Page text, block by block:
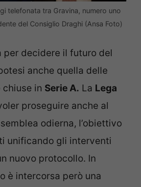
telefonata tra Gravina, numero uno
del Consiglio Draghi (Ansa Foto)
per decidere il futuro del
anche quella delle
in Serie A. La Lega
proseguire anche al
odierna, l’obiettivo
unificando gli interventi
nuovo protocollo. In
è intercorsa però una